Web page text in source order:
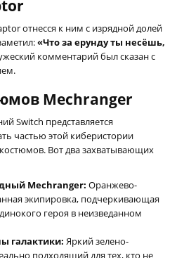
отнесся к ним с изрядной долей
«Что за ерунду ты несёшь,
комментарий был сказан с
Mechranger
Switch представляется
частью этой киберистории
Вот два захватывающих
Mechranger: Оранжево-
экипировка, подчеркивающая
героя в неизведанном
галактики: Яркий зелено-
подходящий для тех, кто не